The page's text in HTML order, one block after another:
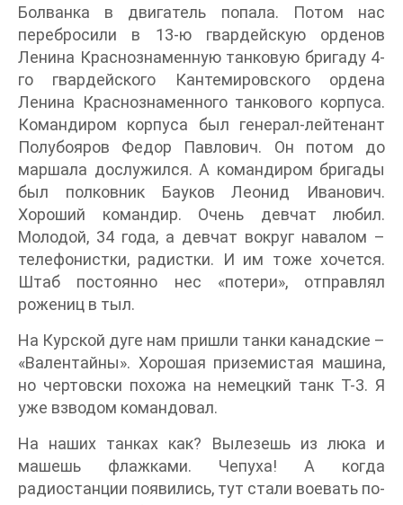
Болванка в двигатель попала. Потом нас
перебросили в 13-ю гвардейскую орденов
Ленина Краснознаменную танковую бригаду 4-
го гвардейского Кантемировского ордена
Ленина Краснознаменного танкового корпуса.
Командиром корпуса был генерал-лейтенант
Полубояров Федор Павлович. Он потом до
маршала дослужился. А командиром бригады
был полковник Бауков Леонид Иванович.
Хороший командир. Очень девчат любил.
Молодой, 34 года, а девчат вокруг навалом –
телефонистки, радистки. И им тоже хочется.
Штаб постоянно нес «потери», отправлял
рожениц в тыл.
На Курской дуге нам пришли танки канадские –
«Валентайны». Хорошая приземистая машина,
но чертовски похожа на немецкий танк Т-3. Я
уже взводом командовал.
На наших танках как? Вылезешь из люка и
машешь флажками. Чепуха! А когда
радиостанции появились, тут стали воевать по-